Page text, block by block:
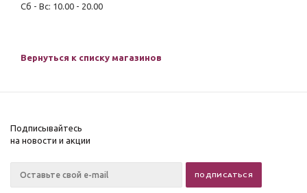
Сб - Вс: 10.00 - 20.00
Вернуться к списку магазинов
Подписывайтесь
на новости и акции